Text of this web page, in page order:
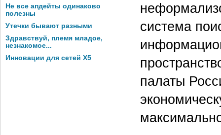
Не все апдейты одинаково
полезны
Утечки бывают разными
Здравствуй, племя младое,
незнакомое...
Инновации для сетей X5
система
палаты